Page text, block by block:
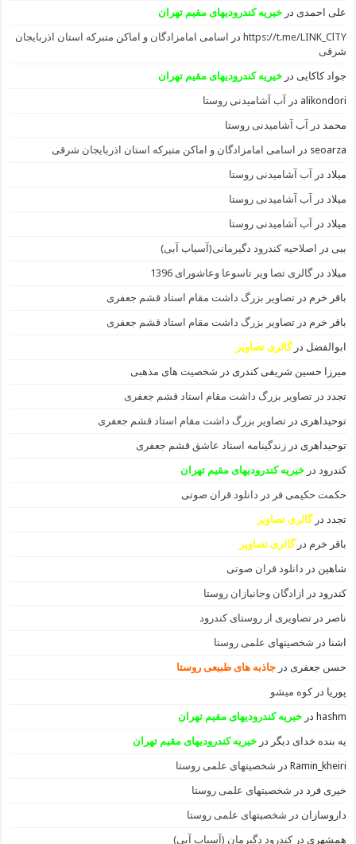
علی احمدی درخیریه کندرودیهای مقیم تهران
https://t.me/LINK_ClTY در
اسامی امامزادگان و اماکن متبرکه استان اذربایجان
شرقی
جواد کاکایی درخیریه کندرودیهای مقیم تهران
alikondori در آب آشامیدنی روستا
محمد در آب آشامیدنی روستا
seoarza در اسامی امامزادگان و اماکن متبرکه استان اذربایجان شرقی
میلاد در آب آشامیدنی روستا
میلاد در آب آشامیدنی روستا
میلاد در آب آشامیدنی روستا
ببی در اصلاحیه کندرود دگیرمانی(آسیاب آبی)
میلاد درگالری تصا ویر تاسوعا وعاشورای 1396
باقر خرم درتصاویر بزرگ داشت مقام استاد قشم جعفری
باقر خرم درتصاویر بزرگ داشت مقام استاد قشم جعفری
ابوالفضل درگالری تصاویر
میرزا حسین شریفی کندری در شخصیت های مذهبی
تجدد درتصاویر بزرگ داشت مقام استاد قشم جعفری
توحیداهری درتصاویر بزرگ داشت مقام استاد قشم جعفری
توحیداهری درزندگینامه استاد عاشق قشم جعفری
کندرود درخیریه کندرودیهای مقیم تهران
حکمت حکیمی فر در دانلود قران صوتی
تجدد درگالری تصاویر
باقر خرم درگالری تصاویر
شاهین در دانلود قران صوتی
کندرود در ازادگان وجانبازان روستا
ناصر درتصاویری از روستای کندرود
اشنا در شخصیتهای علمی روستا
حسن جعفری درجاذبه های طبیعی روستا
پوریا درکوه میشو
hashm درخیریه کندرودیهای مقیم تهران
یه بنده خدای دیگر درخیریه کندرودیهای مقیم تهران
Ramin_kheiri در شخصیتهای علمی روستا
خیری فرد در شخصیتهای علمی روستا
داروسازان در شخصیتهای علمی روستا
همشهری درکندرود دگیرمان (آسیاب آبی)